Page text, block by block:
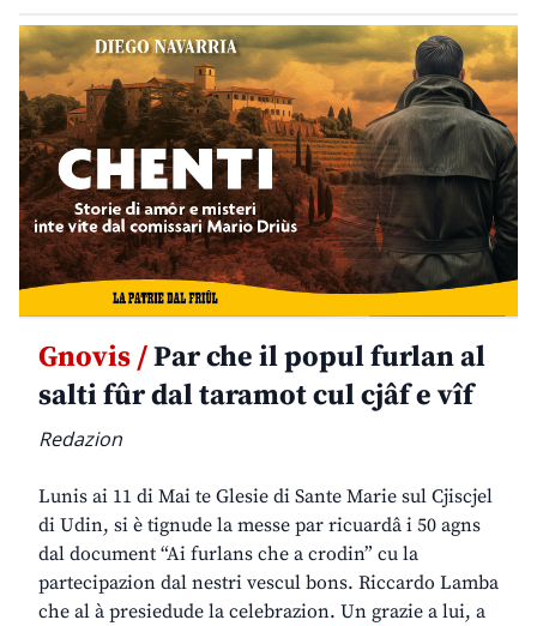
Gnovis /Par che il popul furlan al
salti fûr dal taramot cul cjâf e vîf
Redazion
Lunis ai 11 di Mai te Glesie di Sante Marie sul Cjiscjel
di Udin, si è tignude la messe par ricuardâ i 50 agns
dal document “Ai furlans che a crodin” cu la
partecipazion dal nestri vescul bons. Riccardo Lamba
che al à presiedude la celebrazion. Un grazie a lui, a